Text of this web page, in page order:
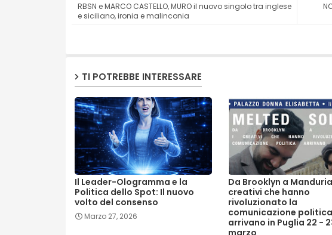
RBSN e MARCO CASTELLO, MURO il nuovo singolo tra inglese
e siciliano, ironia e malinconia
TI POTREBBE INTERESSARE
Il Leader-Ologramma e la
Politica dello Spot: Il nuovo
volto del consenso
Marzo 27, 2026
Da Brooklyn a
creativi che hanno
rivoluzionato la
comunicazione politica
arrivano in Puglia 22 -
marzo